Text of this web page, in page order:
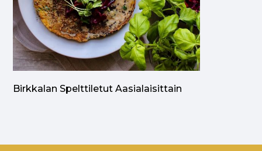
Birkkalan Spelttiletut Aasialaisittain